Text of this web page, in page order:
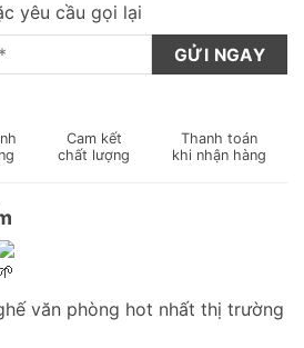
yêu cầu gọi lại
Cam kết
chất lượng
Thanh toán
khi nhận hàng
văn phòng hot nhất thị trường